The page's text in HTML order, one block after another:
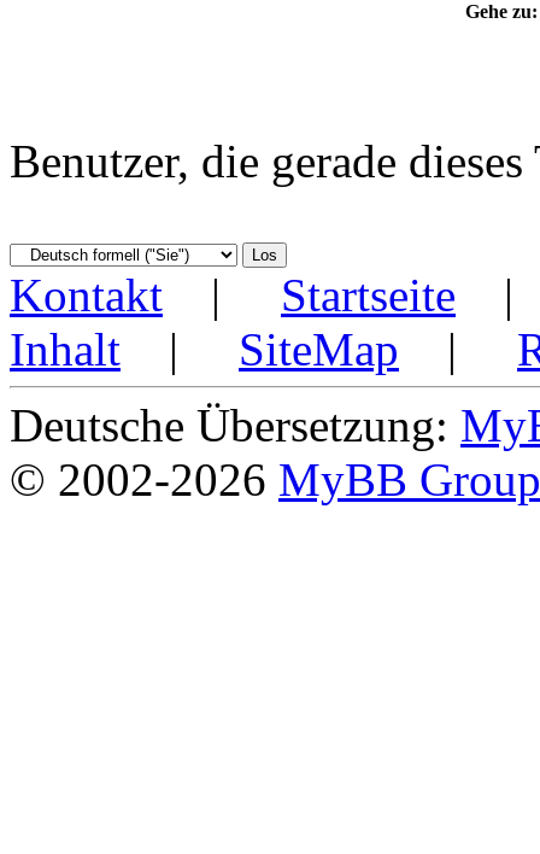
Gehe zu:
Benutzer, die gerade
Kontakt | Startseite
Inhalt | SiteMap |
Deutsche Übersetzung:
© 2002-2026 MyBB Group